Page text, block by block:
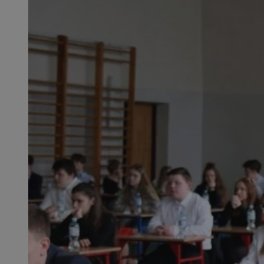
CookieScriptConsent